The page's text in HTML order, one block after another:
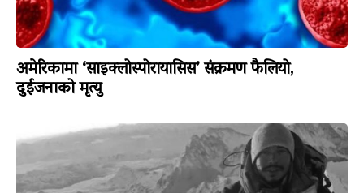
अमेरिकामा ‘साइक्लोस्पोरायासिस’ संक्रमण फैलियो,
दुईजनाको मृत्यु